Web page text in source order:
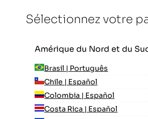
Sélectionnez votre
Amérique du Nord et du
Brasil | Português
Chile | Español
Colombia | Español
Costa Rica | Español